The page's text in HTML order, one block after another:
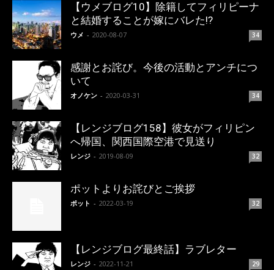
【ウメブログ10】除籍してフィリピーナ
と結婚することが嫁にバレた!?
ウメ - 2020-08-07 34
感謝とお詫び。今後の活動とアンチにつ
いて
オノケン - 2020-03-31 34
【レンジブログ158】彼女がフィリピン
へ帰国、関西国際空港で見送り
レンジ - 2019-08-09 32
ポットよりお詫びとご挨拶
ポット - 2022-03-19 32
【レンジブログ最終話】ラブレター
レンジ - 2022-11-21 29